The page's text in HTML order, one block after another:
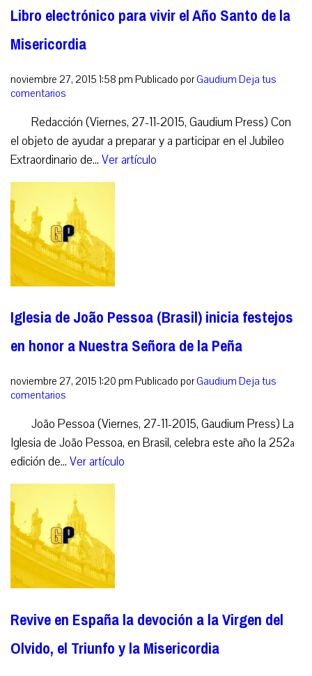
Libro electrónico para vivir el Año Santo de la
Misericordia
noviembre 27, 2015 1:58 pm Publicado porGaudium Deja tus
comentarios
Redacción (Viernes, 27-11-2015, Gaudium Press) Con
el objeto de ayudar a preparar y a participar en el Jubileo
Extraordinario de... Ver artículo
Iglesia de João Pessoa (Brasil) inicia festejos
en honor a Nuestra Señora de la Peña
noviembre 27, 2015 1:20 pm Publicado porGaudium Deja tus
comentarios
João Pessoa (Viernes, 27-11-2015, Gaudium Press) La
Iglesia de João Pessoa, en Brasil, celebra este año la 252ª
edición de... Ver artículo
Revive en España la devoción a la Virgen del
Olvido, el Triunfo y la Misericordia